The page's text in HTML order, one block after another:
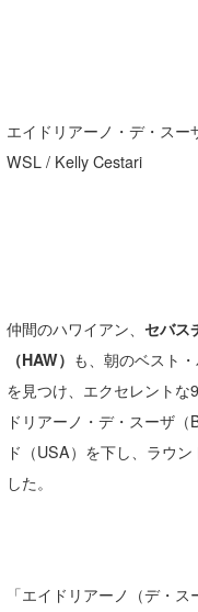
エイドリアーノ・デ・ス
WSL / Kelly Cestari
仲間のハワイアン、セバス
（HAW） も、朝のベスト
を見つけ、エクセレントな
ドリアーノ・デ・スーザ
ド（USA）を下し、ラウ
した。
「エイドリアーノ（デ・
wanda
chappy